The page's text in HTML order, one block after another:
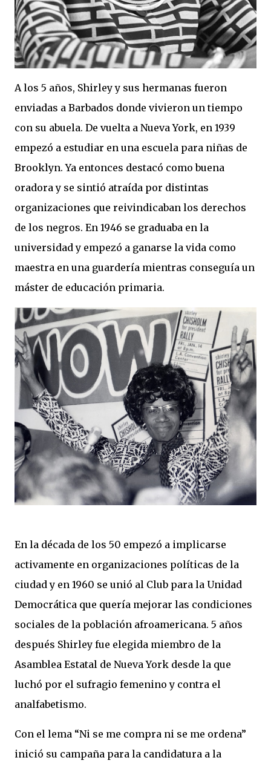
A los 5 años, Shirley y sus hermanas fueron
enviadas a Barbados donde vivieron un tiempo
con su abuela. De vuelta a Nueva York, en 1939
empezó a estudiar en una escuela para niñas de
Brooklyn. Ya entonces destacó como buena
oradora y se sintió atraída por distintas
organizaciones que reivindicaban los derechos
de los negros. En 1946 se graduaba en la
universidad y empezó a ganarse la vida como
maestra en una guardería mientras conseguía un
máster de educación primaria.
En la década de los 50 empezó a implicarse
activamente en organizaciones políticas de la
ciudad y en 1960 se unió al Club para la Unidad
Democrática que quería mejorar las condiciones
sociales de la población afroamericana. 5 años
después Shirley fue elegida miembro de la
Asamblea Estatal de Nueva York desde la que
luchó por el sufragio femenino y contra el
analfabetismo.
Con el lema “Ni se me compra ni se me ordena”
inició su campaña para la candidatura a la